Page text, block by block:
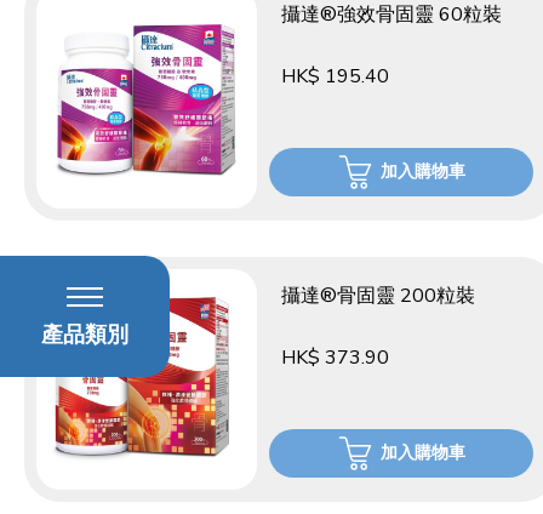
攝達®強效骨固靈 60粒裝
HK$ 195.40
加入購物車
攝達®骨固靈 200粒裝
HK$ 373.90
加入購物車
產品類別